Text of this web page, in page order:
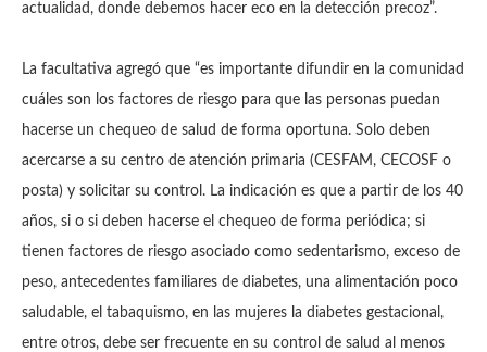
actualidad, donde debemos hacer eco en la detección precoz”.
La facultativa agregó que “es importante difundir en la comunidad
cuáles son los factores de riesgo para que las personas puedan
hacerse un chequeo de salud de forma oportuna. Solo deben
acercarse a su centro de atención primaria (CESFAM, CECOSF o
posta) y solicitar su control. La indicación es que a partir de los 40
años, si o si deben hacerse el chequeo de forma periódica; si
tienen factores de riesgo asociado como sedentarismo, exceso de
peso, antecedentes familiares de diabetes, una alimentación poco
saludable, el tabaquismo, en las mujeres la diabetes gestacional,
entre otros, debe ser frecuente en su control de salud al menos